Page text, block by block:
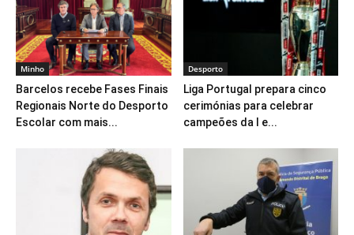
Minho
Barcelos recebe Fases Finais
Regionais Norte do Desporto
Escolar com mais...
Desporto
Liga Portugal prepara cinco
cerimónias para celebrar
campeões da I e...